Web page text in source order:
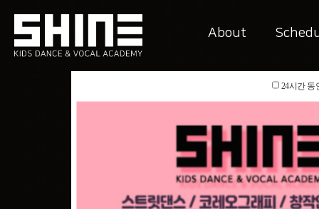
About